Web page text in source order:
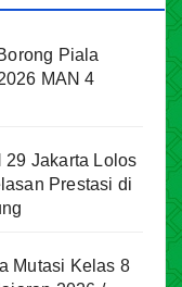
Piala
MAN 4
29 Jakarta Lolos
Prestasi di
Mutasi Kelas 8